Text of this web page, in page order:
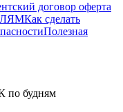
договор оферта
Как сделать
Полезная
по будням